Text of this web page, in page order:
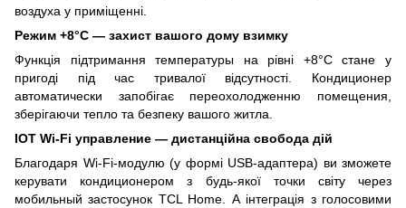
воздуха у приміщенні.
Режим +8°C — захист вашого дому взимку
Функція підтримання температуры на рівні +8°C стане у
пригоді під час тривалої відсутності. Кондиционер
автоматически запобігає переохолодженню помещения,
зберігаючи тепло та безпеку вашого житла.
IOT Wi-Fi управление — дистанційна свобода дій
Благодаря Wi-Fi-модулю (у формі USB-адаптера) ви зможете
керувати кондиционером з будь-якої точки світу через
мобильный застосунок TCL Home. А інтеграція з голосовими